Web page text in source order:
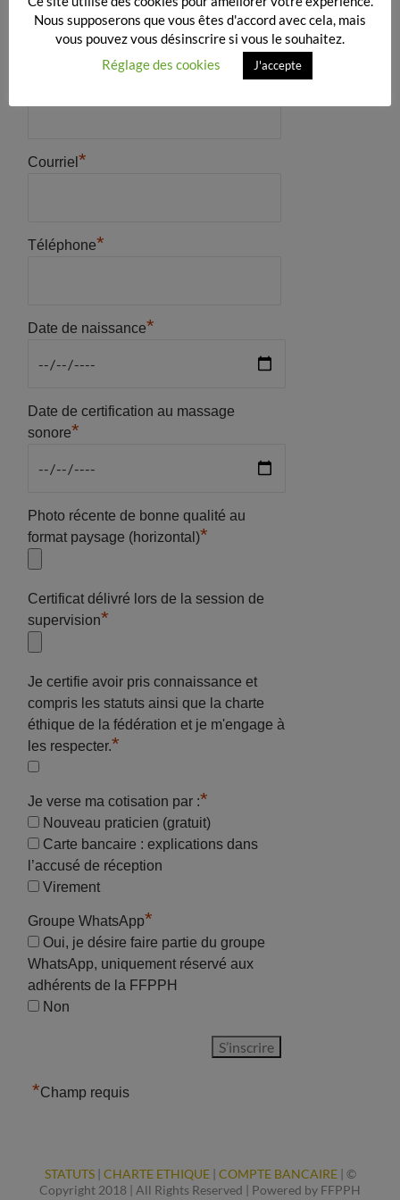
Courriel *
Téléphone*
Date de naissance*
Date de certification au massage
sonore*
Photo récente de bonne qualité au
format paysage (horizontal)*
Certificat délivré lors de la session de
supervision*
Je certifie avoir pris connaissance et
compris les statuts ainsi que la charte
éthique de la fédération et je m'engage à
les respecter.*
Je verse ma cotisation par :*
Nouveau praticien (gratuit)
Carte bancaire : explications dans
l’accusé de réception
Virement
Groupe WhatsApp*
Oui, je désire faire partie du groupe
WhatsApp, uniquement réservé aux
adhérents de la FFPPH
Non
*Champ requis
STATUTS| CHARTE ETHIQUE| COMPTE BANCAIRE| ©
Copyright 2018 | All Rights Reserved | Powered by FFPPH
Nous supposerons que vous êtes d'accord avec cela, mais
vous pouvez vous désinscrire si vous le souhaitez.
Réglage des cookies
J'accepte